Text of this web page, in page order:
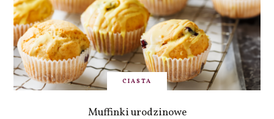
CIASTA
Muffinki urodzinowe